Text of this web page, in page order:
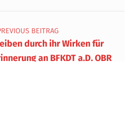
BEITRAG
durch ihr Wirken für
an BFKDT a.D. OBR